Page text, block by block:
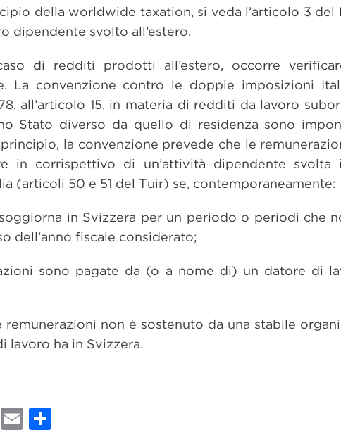
della worldwide taxation, si veda l’articolo 3 del
dipendente svolto all’estero.
di redditi prodotti all’estero, occorre
La convenzione contro le doppie imposizioni
all’articolo 15, in materia di redditi da lavoro
Stato diverso da quello di residenza sono
la convenzione prevede che le
in corrispettivo di un’attività dipendente svolta
(articoli 50 e 51 del Tuir) se, contemporaneamente:
in Svizzera per un periodo o periodi che
dell’anno fiscale considerato;
sono pagate da (o a nome di) un datore di
remunerazioni non è sostenuto da una stabile
lavoro ha in Svizzera.
Twitter
Email